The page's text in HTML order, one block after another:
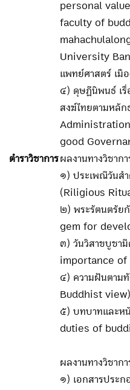
personal
faculty of
University
แพทย์ศาสตร์ เมื
๔) ดุษฏีนิพนธ์ เรื่
สงฆ์ไทยตามหลัก
good
ตำราวิชาการผลงานทางวิช
๑) ประเพณีวันส
(Riligious
๒) พระรัตนตรัย
gem for
๓) วันวิสาขบูชา
importance of
๔) ความฝันตาม
Buddhist view)
๕) บทบาทและห
duties of
ผลงานทางวิชาก
๑) เอกสารประ